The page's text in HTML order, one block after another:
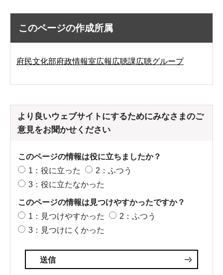
このページの作成所属
府民文化部府政情報室広報広聴課広聴グループ
より良いウェブサイトにするためにみなさまのご
意見をお聞かせください
このページの情報は役に立ちましたか？
1：役に立った
2：ふつう
3：役に立たなかった
このページの情報は見つけやすかったですか？
1：見つけやすかった
2：ふつう
3：見つけにくかった